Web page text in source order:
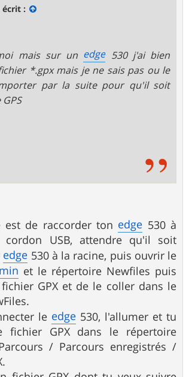
écrit :
mais sur un edge 530 j'ai bien
*.gpx mais je ne sais pas ou le
par la suite pour qu'il soit
de raccorder ton edge 530 à
USB, attendre qu'il soit
edge 530 à la racine, puis ouvrir le
et le répertoire Newfiles puis
GPX et de le coller dans le
le edge 530, l'allumer et tu
fichier GPX dans le répertoire
/ Parcours enregistrés /